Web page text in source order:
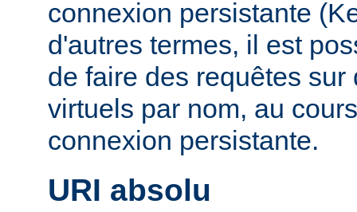
connexion persistante
d'autres termes, il est
de faire des requêtes sur
virtuels par nom, au
connexion persistante.
URI absolu